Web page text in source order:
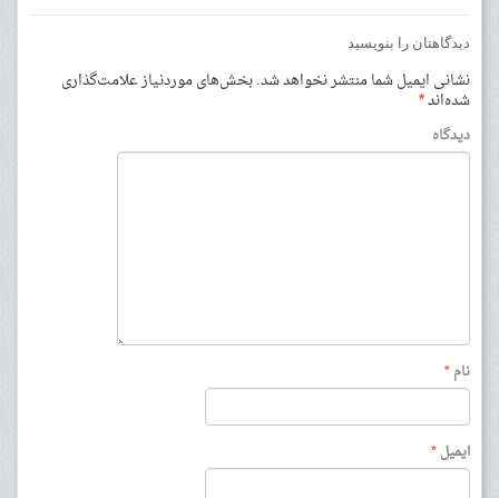
دیدگاهتان را بنویسید
نشانی ایمیل شما منتشر نخواهد شد.بخش‌های موردنیاز علامت‌گذاری
شده‌اند*
دیدگاه
نام*
ایمیل*